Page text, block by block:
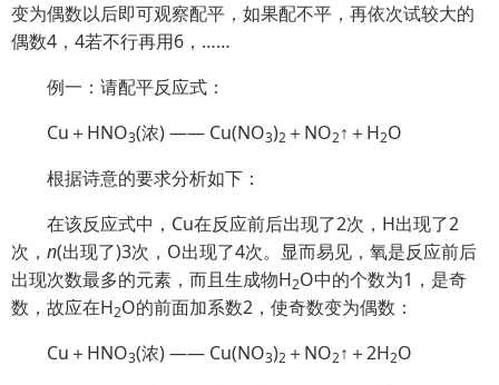
变为偶数以后即可观察配平，如果配不平，再依次试较大的
偶数4，4若不行再用6，……
例一：请配平反应式：
Cu＋HNO3(浓) —— Cu(NO3)2 ＋NO2↑＋H2O
根据诗意的要求分析如下：
在该反应式中，Cu在反应前后出现了2次，H出现了2
次， n(出现了)3次，O出现了4次。显而易见，氧是反应前后
出现次数最多的元素，而且生成物H2O中的个数为1，是奇
数，故应在H2O的前面加系数2，使奇数变为偶数：
Cu＋HNO3(浓) —— Cu(NO3)2 ＋NO2↑＋2H2O